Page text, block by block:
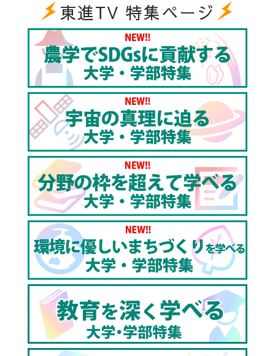
ル教育のためのプログラムについて、国際教育センタ
ー長の森山新教授にお聞きしました。先生によると、
国境をこえた交換留学や、キャンパスをグローバル化
する「ACTプログラム」、その他にも、外国の教室と
オンラインでつながる授業が用意されているなど、
様々なプログラムが用意されており、グローバルなス
キルを身につけることが可能になっています。実際に
プログラムに参加した学生によると、費用や場所に制
限のない、柔軟な英語学習を行うことができ、英語を
活用する有意義な時間を過ごすことができたそうで
す。お茶の水女子大学は、学ぶ意欲のあるすべての女
性にとって、真摯な夢の実現の場として存在します。
あなたも、お茶大で学び、夢を実現し、一緒に豊かな
未来を創造しませんか？
[contents]
0:00 オープニング｜お茶の水女子大学での学びとは!?
0:36 校歌「みがかずば」｜お茶大で受け継がれる学び
の姿勢
1:06 文系理系を問わないデータサイエンス教育とは!?
3:34 グローバルな視点を磨く、国境をこえた学び
東進TV 特集ページ